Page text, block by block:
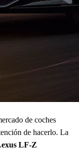
de coches
de hacerlo. La
LF-Z